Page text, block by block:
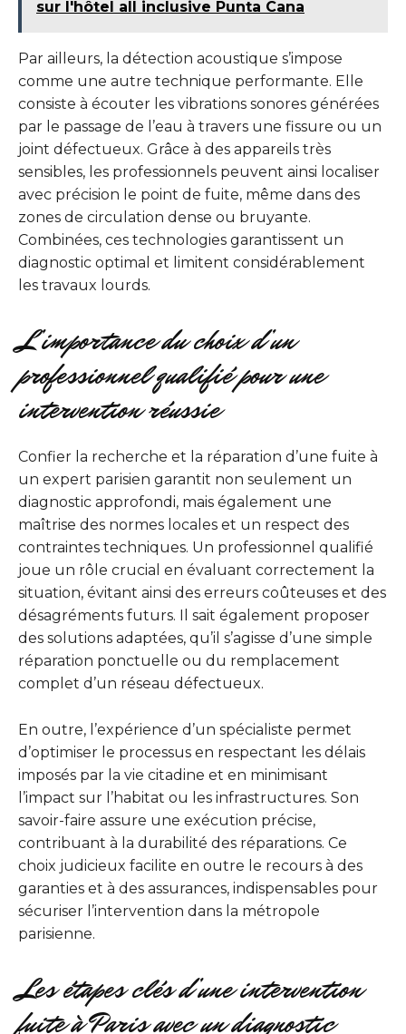
sur l'hôtel all inclusive Punta Cana
Par ailleurs, la détection acoustique s’impose
comme une autre technique performante. Elle
consiste à écouter les vibrations sonores générées
par le passage de l’eau à travers une fissure ou un
joint défectueux. Grâce à des appareils très
sensibles, les professionnels peuvent ainsi localiser
avec précision le point de fuite, même dans des
zones de circulation dense ou bruyante.
Combinées, ces technologies garantissent un
diagnostic optimal et limitent considérablement
les travaux lourds.
L’importance du choix d’un
professionnel qualifié pour une
intervention réussie
Confier la recherche et la réparation d’une fuite à
un expert parisien garantit non seulement un
diagnostic approfondi, mais également une
maîtrise des normes locales et un respect des
contraintes techniques. Un professionnel qualifié
joue un rôle crucial en évaluant correctement la
situation, évitant ainsi des erreurs coûteuses et des
désagréments futurs. Il sait également proposer
des solutions adaptées, qu’il s’agisse d’une simple
réparation ponctuelle ou du remplacement
complet d’un réseau défectueux.
En outre, l’expérience d’un spécialiste permet
d’optimiser le processus en respectant les délais
imposés par la vie citadine et en minimisant
l’impact sur l’habitat ou les infrastructures. Son
savoir-faire assure une exécution précise,
contribuant à la durabilité des réparations. Ce
choix judicieux facilite en outre le recours à des
garanties et à des assurances, indispensables pour
sécuriser l’intervention dans la métropole
parisienne.
Les étapes clés d’une intervention
fuite à Paris avec un diagnostic